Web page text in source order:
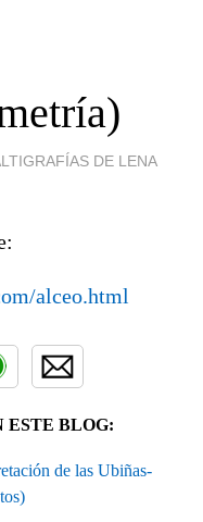
DE LENA
alceo.html
ESTE BLOG:
de las Ubiñas-